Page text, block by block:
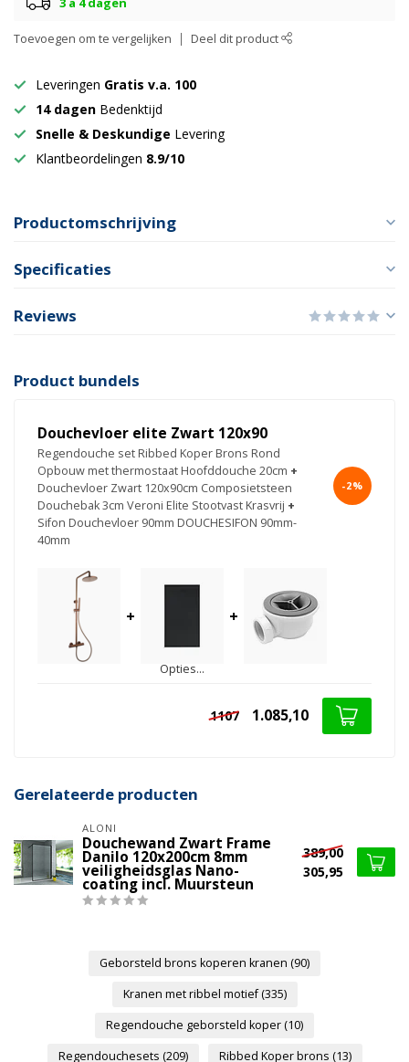
Toevoegen om te vergelijken Deel dit product
Leveringen Gratis v.a. 100
14 dagen Bedenktijd
Snelle & Deskundige Levering
Klantbeordelingen 8.9/10
Productomschrijving
Specificaties
Reviews
Product bundels
Douchevloer elite Zwart 120x90
Regendouche set Ribbed Koper Brons Rond
Opbouw met thermostaat Hoofddouche 20cm +
Douchevloer Zwart 120x90cm Composietsteen
Douchebak 3cm Veroni Elite Stootvast Krasvrij +
Sifon Douchevloer 90mm DOUCHESIFON 90mm-
40mm
-2%
+
Opties...
+
1107 1.085,10
Gerelateerde producten
ALONI
Douchewand Zwart Frame
Danilo 120x200cm 8mm
veiligheidsglas Nano-
coating incl. Muursteun
389,00
305,95
Geborsteld brons koperen kranen (90)
Kranen met ribbel motief(335)
Regendouche geborsteld koper(10)
Regendouchesets (209) Ribbed Koper brons (13)